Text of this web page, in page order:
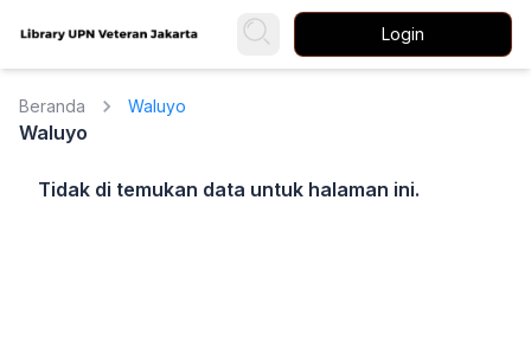
Login
Beranda Waluyo
Waluyo
Tidak di temukan data untuk halaman ini.